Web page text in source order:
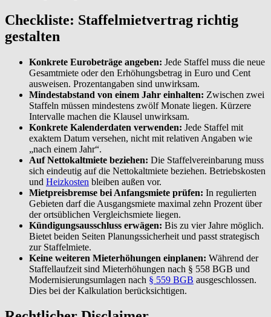
Checkliste: Staffelmietvertrag richtig
gestalten
Konkrete Eurobeträge angeben: Jede Staffel muss die neue
Gesamtmiete oder den Erhöhungsbetrag in Euro und Cent
ausweisen. Prozentangaben sind unwirksam.
Mindestabstand von einem Jahr einhalten: Zwischen zwei
Staffeln müssen mindestens zwölf Monate liegen. Kürzere
Intervalle machen die Klausel unwirksam.
Konkrete Kalenderdaten verwenden: Jede Staffel mit
exaktem Datum versehen, nicht mit relativen Angaben wie
„nach einem Jahr“.
Auf Nettokaltmiete beziehen: Die Staffelvereinbarung muss
sich eindeutig auf die Nettokaltmiete beziehen. Betriebskosten
und Heizkosten bleiben außen vor.
Mietpreisbremse bei Anfangsmiete prüfen: In regulierten
Gebieten darf die Ausgangsmiete maximal zehn Prozent über
der ortsüblichen Vergleichsmiete liegen.
Kündigungsausschluss erwägen: Bis zu vier Jahre möglich.
Bietet beiden Seiten Planungssicherheit und passt strategisch
zur Staffelmiete.
Keine weiteren Mieterhöhungen einplanen: Während der
Staffellaufzeit sind Mieterhöhungen nach § 558 BGB und
Modernisierungsumlagen nach § 559 BGB ausgeschlossen.
Dies bei der Kalkulation berücksichtigen.